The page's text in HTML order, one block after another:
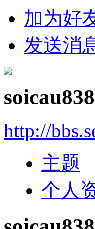
加为好
发送消
http://
主题
个人